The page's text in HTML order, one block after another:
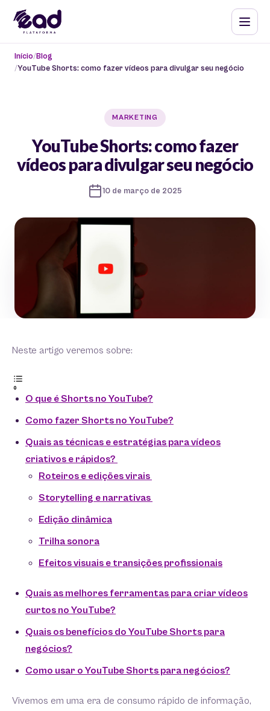
Início Blog
YouTube Shorts: como fazer vídeos para divulgar seu negócio
MARKETING
YouTube Shorts: como fazer
vídeos para divulgar seu negócio
10 de março de 2025
Neste artigo veremos sobre:
O que é Shorts no YouTube?
Como fazer Shorts no YouTube​?
Quais as técnicas e estratégias para vídeos
criativos e rápidos?
Roteiros e edições virais
Storytelling e narrativas
Edição dinâmica
Trilha sonora
Efeitos visuais e transições profissionais
Quais as melhores ferramentas para criar vídeos
curtos no YouTube?
Quais os benefícios do YouTube Shorts para
negócios?
Como usar o YouTube Shorts para negócios?
Vivemos em uma era de consumo rápido de informação,